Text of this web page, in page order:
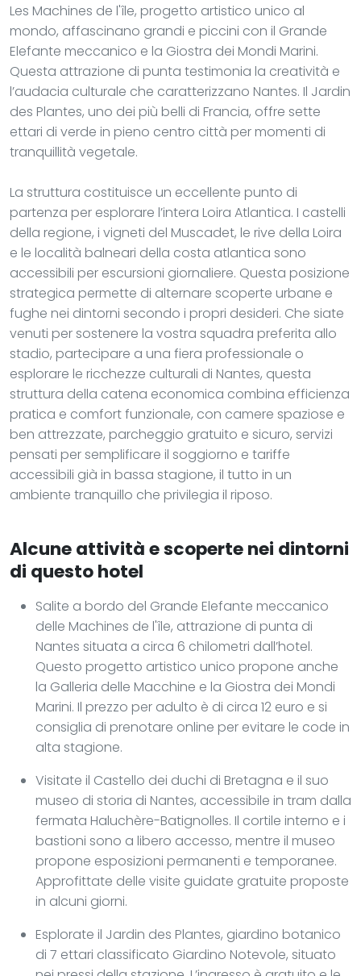
Les Machines de l'île, progetto artistico unico al
mondo, affascinano grandi e piccini con il Grande
Elefante meccanico e la Giostra dei Mondi Marini.
Questa attrazione di punta testimonia la creatività e
l’audacia culturale che caratterizzano Nantes. Il Jardin
des Plantes, uno dei più belli di Francia, offre sette
ettari di verde in pieno centro città per momenti di
tranquillità vegetale.
La struttura costituisce un eccellente punto di
partenza per esplorare l’intera Loira Atlantica. I castelli
della regione, i vigneti del Muscadet, le rive della Loira
e le località balneari della costa atlantica sono
accessibili per escursioni giornaliere. Questa posizione
strategica permette di alternare scoperte urbane e
fughe nei dintorni secondo i propri desideri. Che siate
venuti per sostenere la vostra squadra preferita allo
stadio, partecipare a una fiera professionale o
esplorare le ricchezze culturali di Nantes, questa
struttura della catena economica combina efficienza
pratica e comfort funzionale, con camere spaziose e
ben attrezzate, parcheggio gratuito e sicuro, servizi
pensati per semplificare il soggiorno e tariffe
accessibili già in bassa stagione, il tutto in un
ambiente tranquillo che privilegia il riposo.
Alcune attività e scoperte nei dintorni
di questo hotel
Salite a bordo del Grande Elefante meccanico
delle Machines de l'île, attrazione di punta di
Nantes situata a circa 6 chilometri dall’hotel.
Questo progetto artistico unico propone anche
la Galleria delle Macchine e la Giostra dei Mondi
Marini. Il prezzo per adulto è di circa 12 euro e si
consiglia di prenotare online per evitare le code in
alta stagione.
Visitate il Castello dei duchi di Bretagna e il suo
museo di storia di Nantes, accessibile in tram dalla
fermata Haluchère-Batignolles. Il cortile interno e i
bastioni sono a libero accesso, mentre il museo
propone esposizioni permanenti e temporanee.
Approfittate delle visite guidate gratuite proposte
in alcuni giorni.
Esplorate il Jardin des Plantes, giardino botanico
di 7 ettari classificato Giardino Notevole, situato